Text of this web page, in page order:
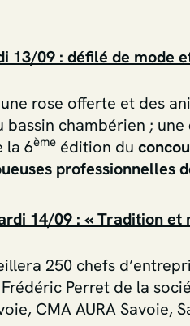
13/09 : défilé de mode
rose offerte et des
bassin chambérien ; une
la 6ème édition du
professionnelles
14/09 : « Tradition
250 chefs
Perret de la
CMA AURA Savoie,